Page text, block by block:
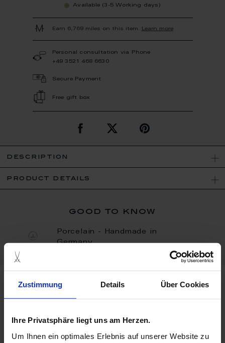
Zustimmung Details Über Cookies
Ihre Privatsphäre liegt uns am Herzen.
Um Ihnen ein optimales Erlebnis auf unserer Website zu
Available (3-5 Working days)
Earn 6,769 miles on this item. Learn more
Personal consultation via Phone
+49 3521 468 6630
Secure Payment
Free gift box
description
product details
good to know
Porcelain - Handmade in
Germany
more products from the horses
collection